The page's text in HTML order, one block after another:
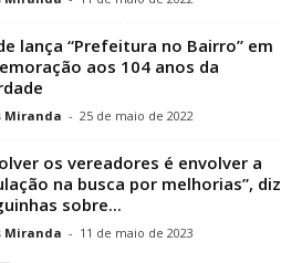
lança “Prefeitura no Bairro” em
aos 104 anos da
Miranda - 25 de maio de 2022
os vereadores é envolver a
na busca por melhorias”, diz
sobre...
Miranda - 11 de maio de 2023